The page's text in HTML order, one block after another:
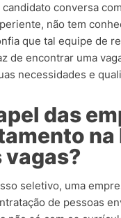
conversa
não tem
que tal equipe de
de encontrar uma
necessidades e
das
na
vagas?
seletivo, uma
de pessoas